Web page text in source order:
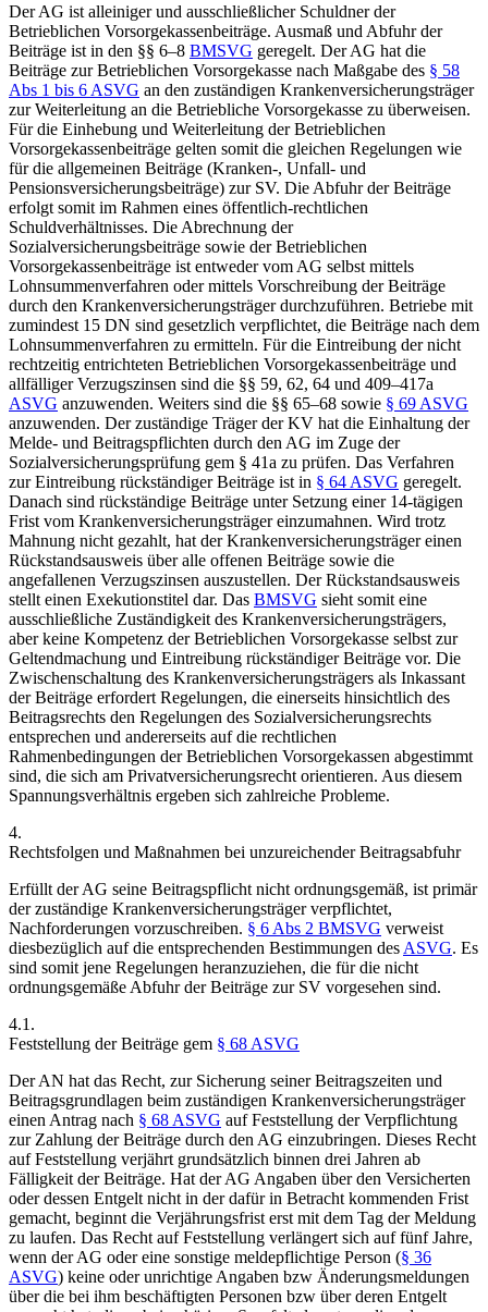
Der AG ist alleiniger und ausschließlicher Schuldner der
Betrieblichen Vorsorgekassenbeiträge. Ausmaß und Abfuhr der
Beiträge ist in den §§ 6–8 BMSVG geregelt. Der AG hat die
Beiträge zur Betrieblichen Vorsorgekasse nach Maßgabe des § 58
Abs 1 bis 6 ASVG an den zuständigen Krankenversicherungsträger
zur Weiterleitung an die Betriebliche Vorsorgekasse zu überweisen.
Für die Einhebung und Weiterleitung der Betrieblichen
Vorsorgekassenbeiträge gelten somit die gleichen Regelungen wie
für die allgemeinen Beiträge (Kranken-, Unfall- und
Pensionsversicherungsbeiträge) zur SV. Die Abfuhr der Beiträge
erfolgt somit im Rahmen eines öffentlich-rechtlichen
Schuldverhältnisses. Die Abrechnung der
Sozialversicherungsbeiträge sowie der Betrieblichen
Vorsorgekassenbeiträge ist entweder vom AG selbst mittels
Lohnsummenverfahren oder mittels Vorschreibung der Beiträge
durch den Krankenversicherungsträger durchzuführen. Betriebe mit
zumindest 15 DN sind gesetzlich verpflichtet, die Beiträge nach dem
Lohnsummenverfahren zu ermitteln. Für die Eintreibung der nicht
rechtzeitig entrichteten Betrieblichen Vorsorgekassenbeiträge und
allfälliger Verzugszinsen sind die §§ 59, 62, 64 und 409–417a
ASVG anzuwenden. Weiters sind die §§ 65–68 sowie § 69 ASVG
anzuwenden. Der zuständige Träger der KV hat die Einhaltung der
Melde- und Beitragspflichten durch den AG im Zuge der
Sozialversicherungsprüfung gem § 41a zu prüfen. Das Verfahren
zur Eintreibung rückständiger Beiträge ist in § 64 ASVG geregelt.
Danach sind rückständige Beiträge unter Setzung einer 14-tägigen
Frist vom Krankenversicherungsträger einzumahnen. Wird trotz
Mahnung nicht gezahlt, hat der Krankenversicherungsträger einen
Rückstandsausweis über alle offenen Beiträge sowie die
angefallenen Verzugszinsen auszustellen. Der Rückstandsausweis
stellt einen Exekutionstitel dar. Das BMSVG sieht somit eine
ausschließliche Zuständigkeit des Krankenversicherungsträgers,
aber keine Kompetenz der Betrieblichen Vorsorgekasse selbst zur
Geltendmachung und Eintreibung rückständiger Beiträge vor. Die
Zwischenschaltung des Krankenversicherungsträgers als Inkassant
der Beiträge erfordert Regelungen, die einerseits hinsichtlich des
Beitragsrechts den Regelungen des Sozialversicherungsrechts
entsprechen und andererseits auf die rechtlichen
Rahmenbedingungen der Betrieblichen Vorsorgekassen abgestimmt
sind, die sich am Privatversicherungsrecht orientieren. Aus diesem
Spannungsverhältnis ergeben sich zahlreiche Probleme.
4.
Rechtsfolgen und Maßnahmen bei unzureichender Beitragsabfuhr
Erfüllt der AG seine Beitragspflicht nicht ordnungsgemäß, ist primär
der zuständige Krankenversicherungsträger verpflichtet,
Nachforderungen vorzuschreiben. § 6 Abs 2 BMSVG verweist
diesbezüglich auf die entsprechenden Bestimmungen des ASVG. Es
sind somit jene Regelungen heranzuziehen, die für die nicht
ordnungsgemäße Abfuhr der Beiträge zur SV vorgesehen sind.
4.1.
Feststellung der Beiträge gem § 68 ASVG
Der AN hat das Recht, zur Sicherung seiner Beitragszeiten und
Beitragsgrundlagen beim zuständigen Krankenversicherungsträger
einen Antrag nach § 68 ASVG auf Feststellung der Verpflichtung
zur Zahlung der Beiträge durch den AG einzubringen. Dieses Recht
auf Feststellung verjährt grundsätzlich binnen drei Jahren ab
Fälligkeit der Beiträge. Hat der AG Angaben über den Versicherten
oder dessen Entgelt nicht in der dafür in Betracht kommenden Frist
gemacht, beginnt die Verjährungsfrist erst mit dem Tag der Meldung
zu laufen. Das Recht auf Feststellung verlängert sich auf fünf Jahre,
wenn der AG oder eine sonstige meldepflichtige Person (§ 36
ASVG) keine oder unrichtige Angaben bzw Änderungsmeldungen
über die bei ihm beschäftigten Personen bzw über deren Entgelt